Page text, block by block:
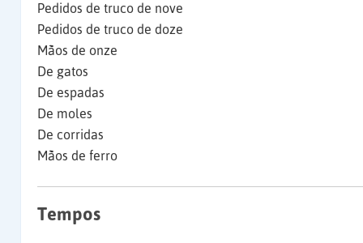
Pedidos de truco de nove
Pedidos de truco de doze
Mãos de onze
De gatos
De espadas
De moles
De corridas
Mãos de ferro
Tempos